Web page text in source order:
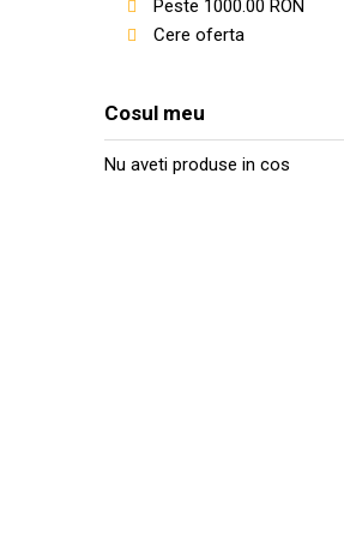
Peste 1000.00 RON
Cere oferta
Cosul meu
Nu aveti produse in cos